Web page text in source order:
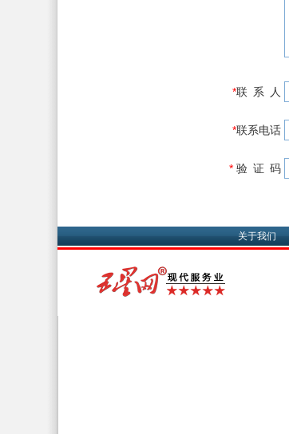
*联 系 人
*联系电话
* 验 证 码
关于我们